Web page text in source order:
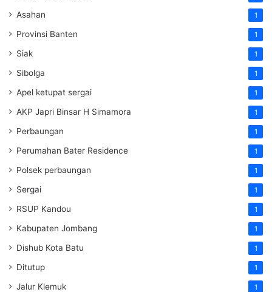
Asahan 1
Provinsi Banten 1
Siak 1
Sibolga 1
Apel ketupat sergai 1
AKP Japri Binsar H Simamora 1
Perbaungan 1
Perumahan Bater Residence 1
Polsek perbaungan 1
Sergai 1
RSUP Kandou 1
Kabupaten Jombang 1
Dishub Kota Batu 1
Ditutup 1
Jalur Klemuk 1